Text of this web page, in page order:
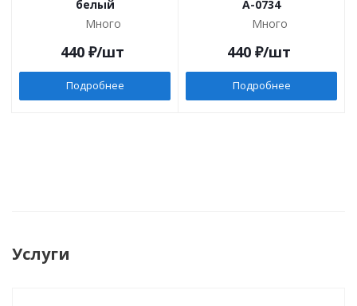
белый
Много
440₽/шт
Подробнее
A-0734
Много
440₽/шт
Подробнее
Услуги